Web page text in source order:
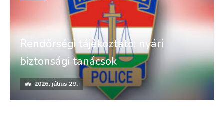
Rendőrségi tájékoztató: nyári
biztonsági tanácsok
2026. július 29.